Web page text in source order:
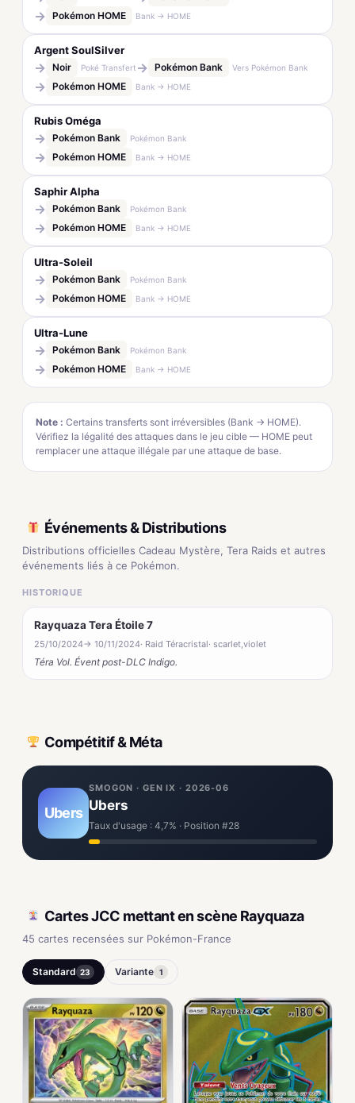
→ Pokémon HOME Bank → HOME
Argent SoulSilver
→ Noir Poké Transfert → Pokémon Bank Vers Pokémon Bank
→ Pokémon HOME Bank → HOME
Rubis Oméga
→ Pokémon Bank Pokémon Bank
→ Pokémon HOME Bank → HOME
Saphir Alpha
→ Pokémon Bank Pokémon Bank
→ Pokémon HOME Bank → HOME
Ultra-Soleil
→ Pokémon Bank Pokémon Bank
→ Pokémon HOME Bank → HOME
Ultra-Lune
→ Pokémon Bank Pokémon Bank
→ Pokémon HOME Bank → HOME
Note : Certains transferts sont irréversibles (Bank → HOME).
Vérifiez la légalité des attaques dans le jeu cible — HOME peut
remplacer une attaque illégale par une attaque de base.
Événements & Distributions
Distributions officielles Cadeau Mystère, Tera Raids et autres
événements liés à ce Pokémon.
HISTORIQUE
Rayquaza Tera Étoile 7
25/10/2024→ 10/11/2024· Raid Téracristal· scarlet,violet
Téra Vol. Évent post-DLC Indigo.
Compétitif & Méta
Ubers
SMOGON · GEN IX · 2026-06
Ubers
Taux d'usage : 4,7% · Position #28
Cartes JCC mettant en scène Rayquaza
45 cartes recensées sur Pokémon-France
Standard 23 Variante 1